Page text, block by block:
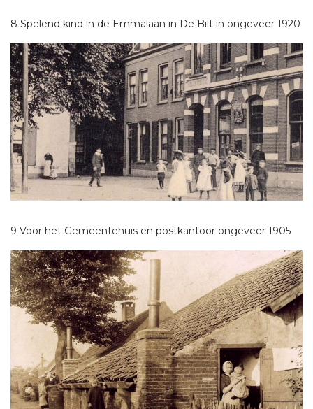
8 Spelend kind in de Emmalaan in De Bilt in ongeveer 1920
9 Voor het Gemeentehuis en postkantoor ongeveer 1905